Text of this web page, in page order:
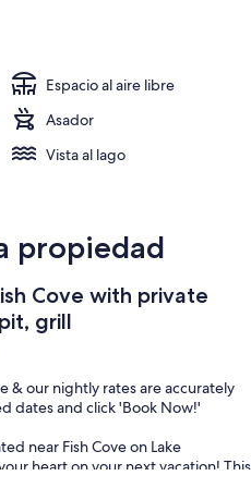
Espacio al aire libre
Asador
Vista al lago
propiedad
Cove with private
grill
& our nightly rates are accurately
dates and click 'Book Now!'
near Fish Cove on Lake
heart on your next vacation! This